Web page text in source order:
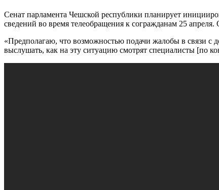
Сенат парламента Чешской республики планирует
сведений во время телеобращения к согражданам 25
«Предполагаю, что возможностью подачи жалобы в связи
выслушать, как на эту ситуацию смотрят специалисты [по